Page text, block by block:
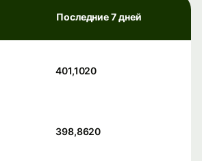
Последние 7 дней
401,1020
398,8620